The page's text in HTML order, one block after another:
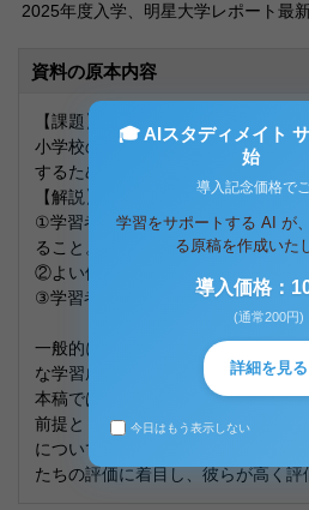
2025年度入学、明星大学レポート最新
資料の原本内容
【課題】
小学校の運動領域において、よい
するために必要なことを考察し、解
【解説】
①学習者にとって意味ある体育授業
ること。
②よい体育授業を行うための条件を
③学習者から捉えたよい体育授業と
一般的に、良い授業とは、設定さ
な学習成果が得られている授業で
本稿では、現行の学習指導要領に
前提とし、特に小学校体育科にお
について考察する。その際、授業
たちの評価に着目し、彼らが高く評
🎓 AIスタディメイト
始
導入記念価格で
学習をサポートする AI が
る原稿を作成いた
導入価格：
(通常200円)
詳細を見る
今日はもう表示しない